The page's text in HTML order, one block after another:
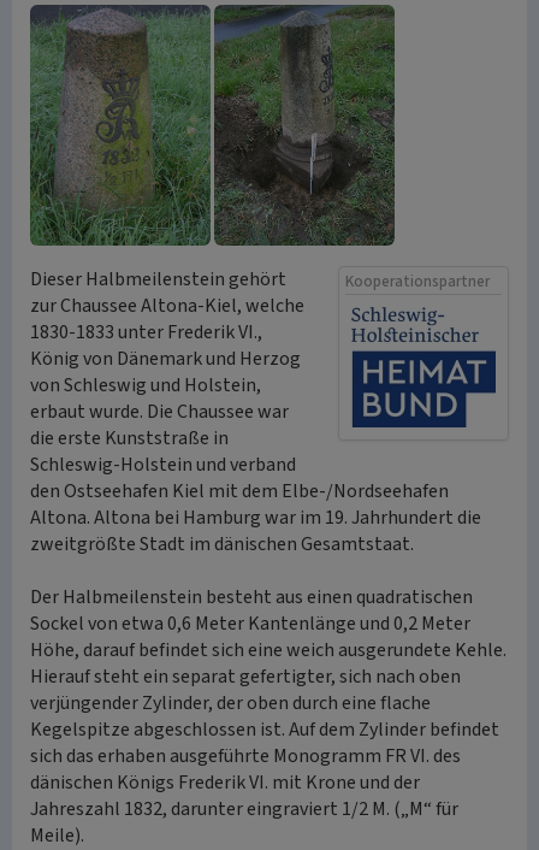
Kooperationspartner
Dieser Halbmeilenstein gehört
zur Chaussee Altona-Kiel, welche
1830-1833 unter Frederik VI.,
König von Dänemark und Herzog
von Schleswig und Holstein,
erbaut wurde. Die Chaussee war
die erste Kunststraße in
Schleswig-Holstein und verband
den Ostseehafen Kiel mit dem Elbe-/Nordseehafen
Altona. Altona bei Hamburg war im 19. Jahrhundert die
zweitgrößte Stadt im dänischen Gesamtstaat.
Der Halbmeilenstein besteht aus einen quadratischen
Sockel von etwa 0,6 Meter Kantenlänge und 0,2 Meter
Höhe, darauf befindet sich eine weich ausgerundete Kehle.
Hierauf steht ein separat gefertigter, sich nach oben
verjüngender Zylinder, der oben durch eine flache
Kegelspitze abgeschlossen ist. Auf dem Zylinder befindet
sich das erhaben ausgeführte Monogramm FR VI. des
dänischen Königs Frederik VI. mit Krone und der
Jahreszahl 1832, darunter eingraviert 1/2 M. („M“ für
Meile).